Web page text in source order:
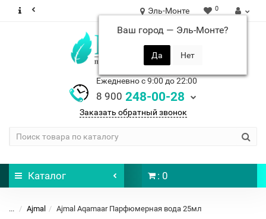
Эль-Монте
Ваш город — Эль-Монте?
0
Ежедневно с 9:00 до 22:00
8 900 248-00-28
Заказать обратный звонок
Каталог : 0
... Ajmal Ajmal Aqamaar Парфюмерная вода 25мл